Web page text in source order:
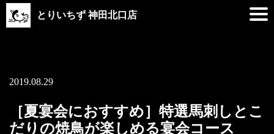
とりいちず 神田北口店
2019.08.29
［夏宴会におすすめ］特選馬刺しとこ
だりの焼鳥が楽しめる宴会コース